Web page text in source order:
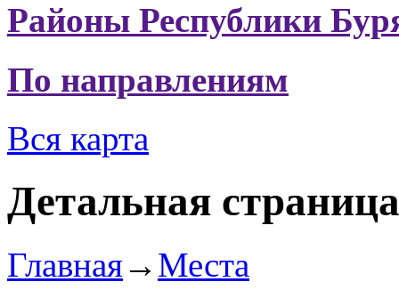
Районы Республики
По направлениям
Вся карта
Детальная страница
Главная→ Места